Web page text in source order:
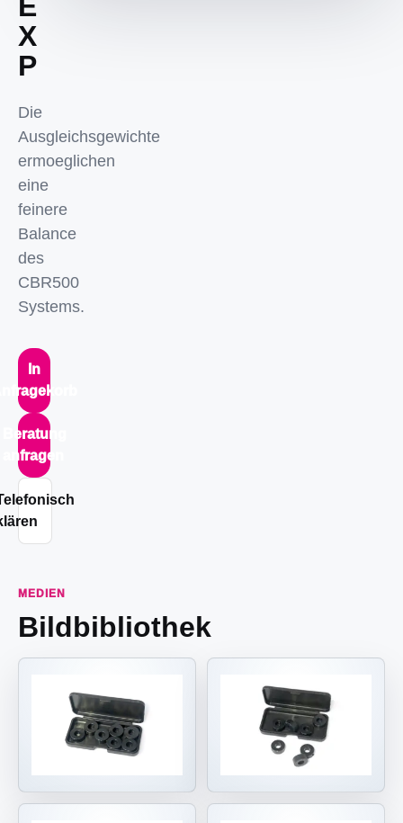
X
P
Die
Ausgleichsgewichte
ermoeglichen
eine
feinere
Balance
des
CBR500
Systems.
In
Beratung
anfragen
MEDIEN
Bildbibliothek